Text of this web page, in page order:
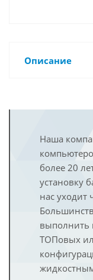
Описание
Наша
более 20
установку
нас уходит
выполнить
ТОПовых